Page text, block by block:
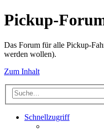
Pickup-
Das Forum für alle Pickup-
werden wollen).
Zum Inhalt
Schnellzugriff